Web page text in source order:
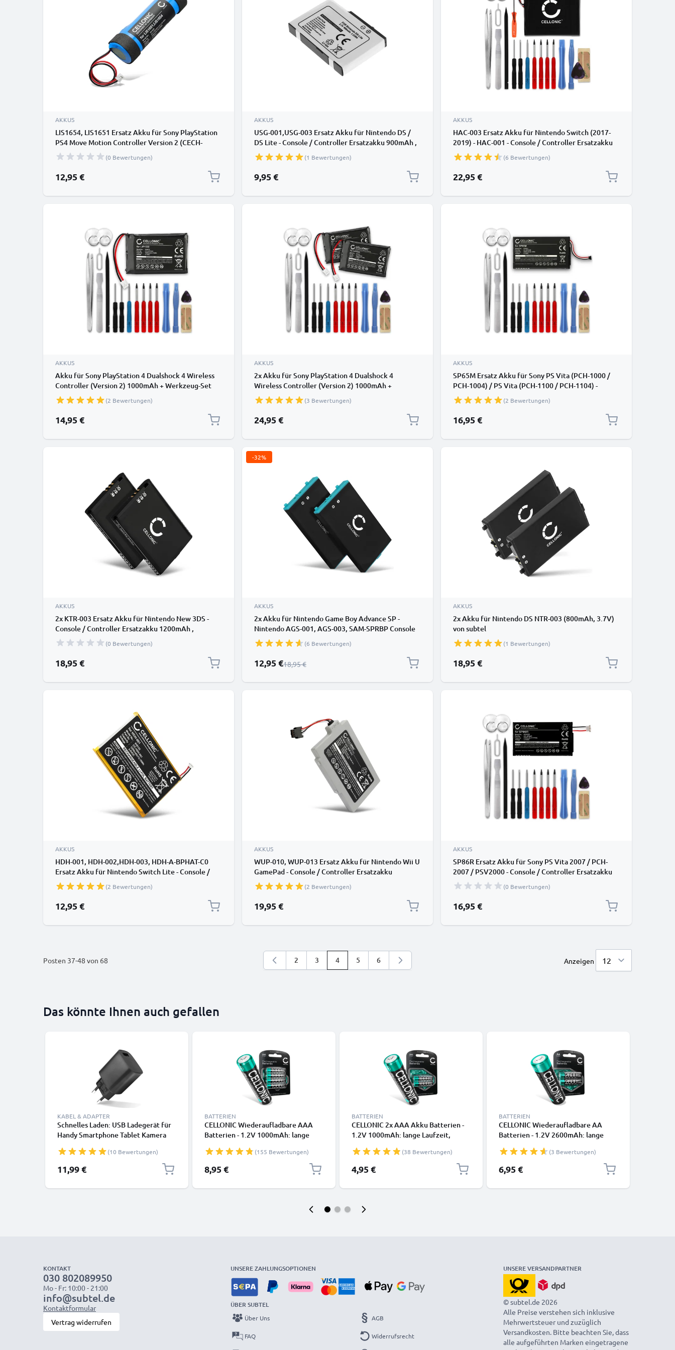
AKKUS
LIS1654, LIS1651 Ersatz Akku für Sony PlayStation
PS4 Move Motion Controller Version 2 (CECH-
ZCM2E, CECH-ZCM2U) - Console / Controller
Ersatzakku 3350mAh , Batterie
(0 Bewertungen)
12,95 €
AKKUS
USG-001,USG-003 Ersatz Akku für Nintendo DS /
DS Lite - Console / Controller Ersatzakku 900mAh ,
Batterie
(1 Bewertungen)
9,95 €
AKKUS
HAC-003 Ersatz Akku für Nintendo Switch (2017-
2019) - HAC-001 - Console / Controller Ersatzakku
3600mAh + Werkzeug-Set, Batterie
(6 Bewertungen)
22,95 €
AKKUS
Akku für Sony PlayStation 4 Dualshock 4 Wireless
Controller (Version 2) 1000mAh + Werkzeug-Set
von CELLONIC
(2 Bewertungen)
14,95 €
AKKUS
2x Akku für Sony PlayStation 4 Dualshock 4
Wireless Controller (Version 2) 1000mAh +
Werkzeug-Set von CELLONIC
(3 Bewertungen)
24,95 €
AKKUS
SP65M Ersatz Akku für Sony PS Vita (PCH-1000 /
PCH-1004) / PS Vita (PCH-1100 / PCH-1104) -
Console / Controller Ersatzakku 2200mAh +
Werkzeug-Set, Batterie
(2 Bewertungen)
16,95 €
AKKUS
2x KTR-003 Ersatz Akku für Nintendo New 3DS -
Console / Controller Ersatzakku 1200mAh ,
Batterie
(0 Bewertungen)
18,95 €
-32%
AKKUS
2x Akku für Nintendo Game Boy Advance SP -
Nintendo AGS-001, AGS-003, SAM-SPRBP Console
Li ion Akkus 900mAh(6 Bewertungen)
Sonderpreis
12,95 €Regulärer Preis
18,95 €
AKKUS
2x Akku für Nintendo DS NTR-003 (800mAh, 3.7V)
von subtel
(1 Bewertungen)
18,95 €
AKKUS
HDH-001, HDH-002,HDH-003, HDH-A-BPHAT-C0
Ersatz Akku für Nintendo Switch Lite - Console /
Controller Ersatzakku 3200mAh , Batterie
(2 Bewertungen)
12,95 €
AKKUS
WUP-010, WUP-013 Ersatz Akku für Nintendo Wii U
GamePad - Console / Controller Ersatzakku
2450mAh , Batterie(2 Bewertungen)
19,95 €
AKKUS
SP86R Ersatz Akku für Sony PS Vita 2007 / PCH-
2007 / PSV2000 - Console / Controller Ersatzakku
2100mAh + Werkzeug-Set, Batterie
(0 Bewertungen)
16,95 €
Posten 37-48 von 68 Seite
2 Seite
3 Sie lesen gerade die Seite
4 Seite
5 Seite
6 Anzeigen
Das könnte Ihnen auch gefallen
KABEL & ADAPTER
Schnelles Laden: USB Ladegerät für
Handy Smartphone Tablet Kamera
3A / 15W Schnellladegerät,
Ladestecker / USB Lader
(10 Bewertungen)
11,99 €
BATTERIEN
CELLONIC Wiederaufladbare AAA
Batterien - 1.2V 1000mAh: lange
Fernbedienung Telefon Babyphone
Solarlampe - Akkubatterie:
aufladbare NiMH Akku AAA Micro
(155 Bewertungen)
8,95 €
BATTERIEN
CELLONIC 2x AAA Akku Batterien -
1.2V 1000mAh: lange Laufzeit,
Batterien f. Fernbedienung Telefon
Babyphone Solarlampe: aufladbare
NiMH Akkus AAA Micro R03 LR03
(38 Bewertungen)
4,95 €
BATTERIEN
CELLONIC Wiederaufladbare AA
Batterien - 1.2V 2600mAh: lange
Controller Kamera
Fahrradbeleuchtung Telefon GPS
Navigation Funkgeräte -
(3 Bewertungen)
6,95 €
KONTAKT
030 802089950
Mo - Fr: 10:00 - 21:00
info@subtel.de
Kontaktformular
Vertrag widerrufen
UNSERE ZAHLUNGSOPTIONEN
ÜBER SUBTEL
Über Uns
FAQ
AGB
Widerrufsrecht
UNSERE VERSANDPARTNER
© subtel.de 2026
Alle Preise verstehen sich inklusive
Mehrwertsteuer und zuzüglich
Versandkosten. Bitte beachten Sie, dass
alle aufgeführten Marken eingetragene